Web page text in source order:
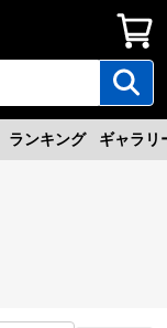
ランキング ギャラリ